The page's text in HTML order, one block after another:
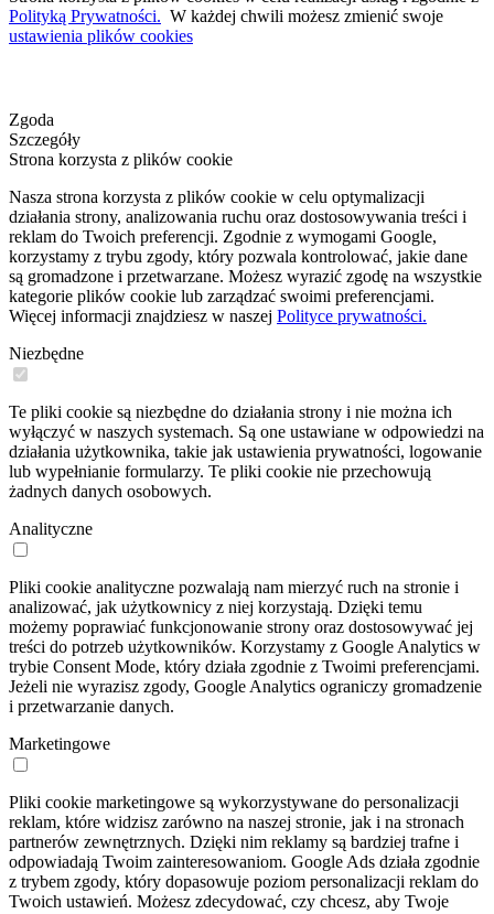
Polityką Prywatności. W każdej chwili możesz zmienić swoje
ustawienia plików cookies
Zgoda
Szczegóły
Strona korzysta z plików cookie
Nasza strona korzysta z plików cookie w celu optymalizacji
działania strony, analizowania ruchu oraz dostosowywania treści i
reklam do Twoich preferencji. Zgodnie z wymogami Google,
korzystamy z trybu zgody, który pozwala kontrolować, jakie dane
są gromadzone i przetwarzane. Możesz wyrazić zgodę na wszystkie
kategorie plików cookie lub zarządzać swoimi preferencjami.
Więcej informacji znajdziesz w naszej Polityce prywatności.
Niezbędne
Te pliki cookie są niezbędne do działania strony i nie można ich
wyłączyć w naszych systemach. Są one ustawiane w odpowiedzi na
działania użytkownika, takie jak ustawienia prywatności, logowanie
lub wypełnianie formularzy. Te pliki cookie nie przechowują
żadnych danych osobowych.
Analityczne
Pliki cookie analityczne pozwalają nam mierzyć ruch na stronie i
analizować, jak użytkownicy z niej korzystają. Dzięki temu
możemy poprawiać funkcjonowanie strony oraz dostosowywać jej
treści do potrzeb użytkowników. Korzystamy z Google Analytics w
trybie Consent Mode, który działa zgodnie z Twoimi preferencjami.
Jeżeli nie wyrazisz zgody, Google Analytics ograniczy gromadzenie
i przetwarzanie danych.
Marketingowe
Pliki cookie marketingowe są wykorzystywane do personalizacji
reklam, które widzisz zarówno na naszej stronie, jak i na stronach
partnerów zewnętrznych. Dzięki nim reklamy są bardziej trafne i
odpowiadają Twoim zainteresowaniom. Google Ads działa zgodnie
z trybem zgody, który dopasowuje poziom personalizacji reklam do
Twoich ustawień. Możesz zdecydować, czy chcesz, aby Twoje